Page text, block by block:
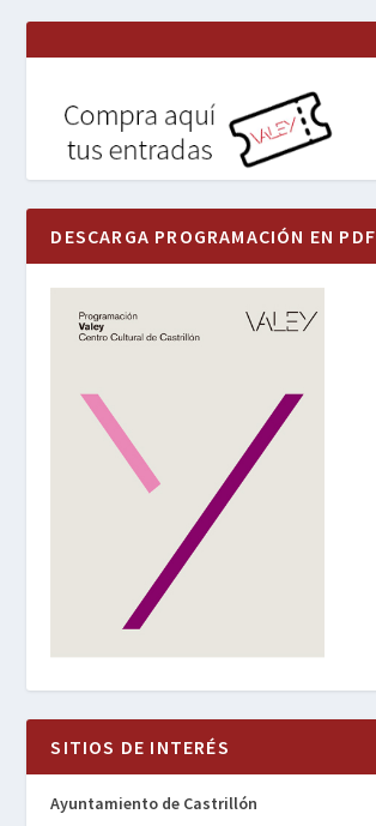
DESCARGA PROGRAMACIÓN EN PDF
SITIOS DE INTERÉS
Ayuntamiento de Castrillón